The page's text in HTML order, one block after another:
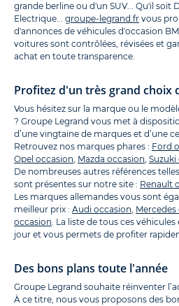
grande berline ou d'un SUV... Qu'il soit
Electrique... groupe-legrand.fr vous
d'annonces de véhicules d'occasion
voitures sont contrôlées, révisées et
achat en toute transparence.
Profitez d'un très grand choix
Vous hésitez sur la marque ou le
? Groupe Legrand vous met à
d’une vingtaine de marques et d’une
Retrouvez nos marques phares : Ford
Opel occasion, Mazda occasion, Suzuki
De nombreuses autres références
sont présentes sur notre site : Renault
Les marques allemandes vous sont
meilleur prix : Audi occasion, Mercedes
occasion. La liste de tous ces
jour et vous permets de profiter
Des bons plans toute l'année
Groupe Legrand souhaite réinventer
À ce titre, nous vous proposons des